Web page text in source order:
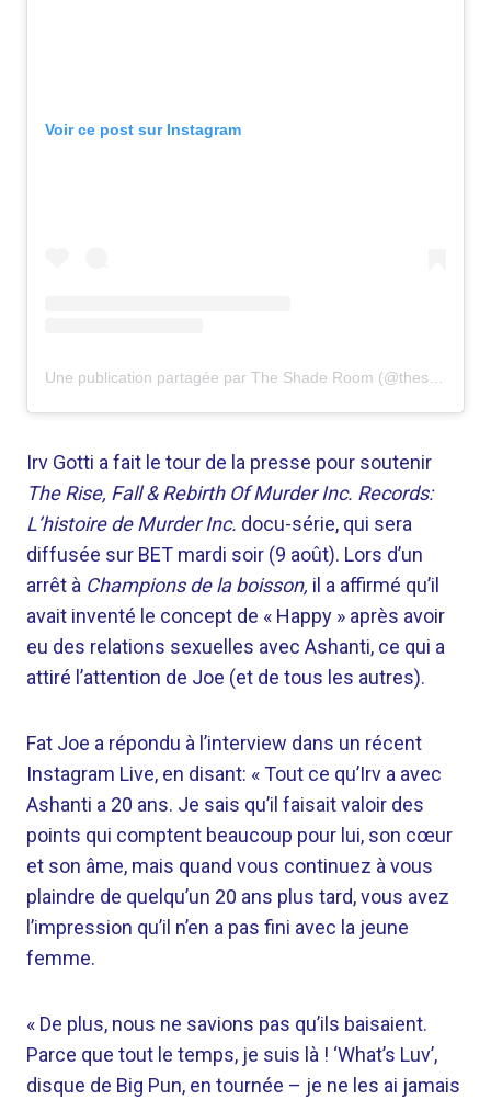
Voir ce post sur Instagram
Irv Gotti a fait le tour de la presse pour soutenir
The Rise, Fall & Rebirth Of Murder Inc. Records:
L’histoire de Murder Inc. docu-série, qui sera
diffusée sur BET mardi soir (9 août). Lors d’un
arrêt à Champions de la boisson, il a affirmé qu’il
avait inventé le concept de « Happy » après avoir
eu des relations sexuelles avec Ashanti, ce qui a
attiré l’attention de Joe (et de tous les autres).
Fat Joe a répondu à l’interview dans un récent
Instagram Live, en disant: « Tout ce qu’Irv a avec
Ashanti a 20 ans. Je sais qu’il faisait valoir des
points qui comptent beaucoup pour lui, son cœur
et son âme, mais quand vous continuez à vous
plaindre de quelqu’un 20 ans plus tard, vous avez
l’impression qu’il n’en a pas fini avec la jeune
femme.
« De plus, nous ne savions pas qu’ils baisaient.
Parce que tout le temps, je suis là ! ‘What’s Luv’,
disque de Big Pun, en tournée – je ne les ai jamais